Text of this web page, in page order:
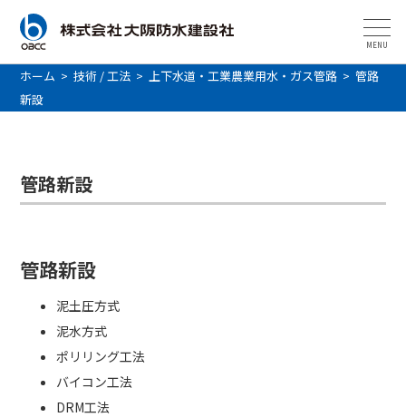
MENU
ホーム >技術 / 工法 >上下水道・工業農業用水・ガス管路 >管路
新設
管路新設
管路新設
泥土圧方式
泥水方式
ポリリング工法
バイコン工法
DRM工法